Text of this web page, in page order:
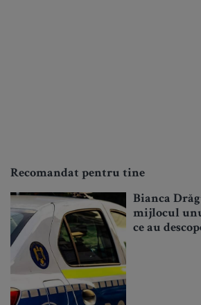
Recomandat pentru tine
Bianca
mijlocul
ce au